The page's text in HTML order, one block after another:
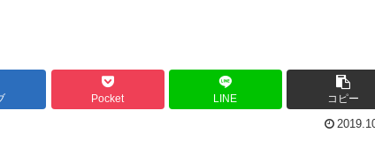
Pocket LINE コピー